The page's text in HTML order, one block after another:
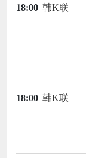
18:00 韩K联
18:00 韩K联